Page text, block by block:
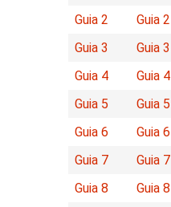
Guia 2
Guia 2
Guia 3
Guia 3
Guia 4
Guia 4
Guia 5
Guia 5
Guia 6
Guia 6
Guia 7
Guia 7
Guia 8
Guia 8